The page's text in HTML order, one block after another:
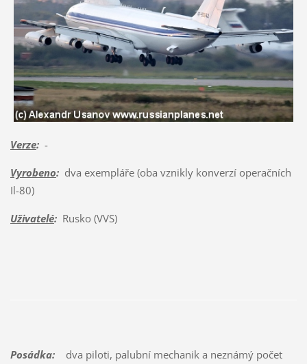
Verze:-
Vyrobeno:dva exempláře (oba vznikly konverzí operačních
Il-80)
Uživatelé:Rusko (VVS)
Posádka:dva piloti, palubní mechanik a neznámý počet